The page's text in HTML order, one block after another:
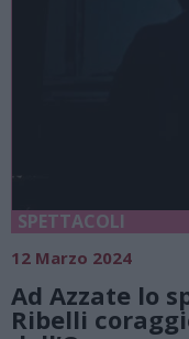
SPETTACOLI
12 Marzo 2024
Ad Azzate lo
Ribelli